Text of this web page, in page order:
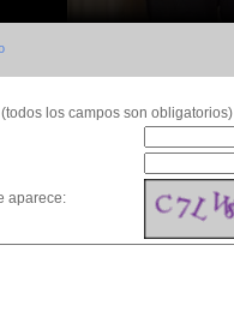
los campos son obligatorios)
aparece: